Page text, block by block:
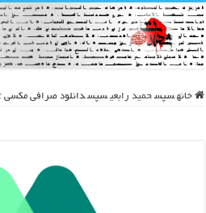
خانه سپس حمید رابعی سپس دانلود صرافی مکسی mexc برای آیفون و ios